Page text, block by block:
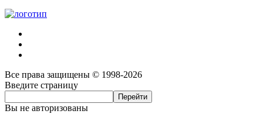
Все права защищены © 1998-2026
Введите страницу
Вы не авторизованы